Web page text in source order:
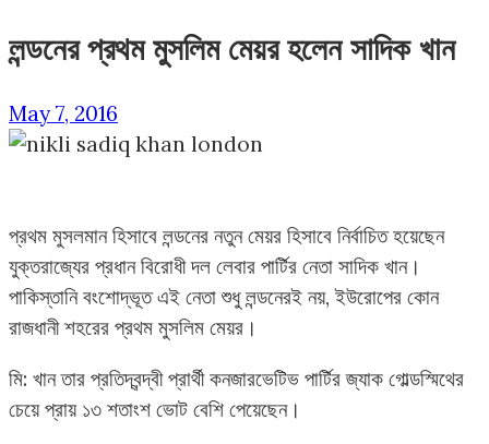
লন্ডনের প্রথম মুসলিম মেয়র হলেন সাদিক খান
May 7, 2016
প্রথম মুসলমান হিসাবে লন্ডনের নতুন মেয়র হিসাবে নির্বাচিত হয়েছেন
যুক্তরাজ্যের প্রধান বিরোধী দল লেবার পার্টির নেতা সাদিক খান।
পাকিস্তানি বংশোদ্ভূত এই নেতা শুধু লন্ডনেরই নয়, ইউরোপের কোন
রাজধানী শহরের প্রথম মুসলিম মেয়র।
মি: খান তার প্রতিদ্বন্দ্বী প্রার্থী কনজারভেটিভ পার্টির জ্যাক গোল্ডস্মিথের
চেয়ে প্রায় ১৩ শতাংশ ভোট বেশি পেয়েছেন।